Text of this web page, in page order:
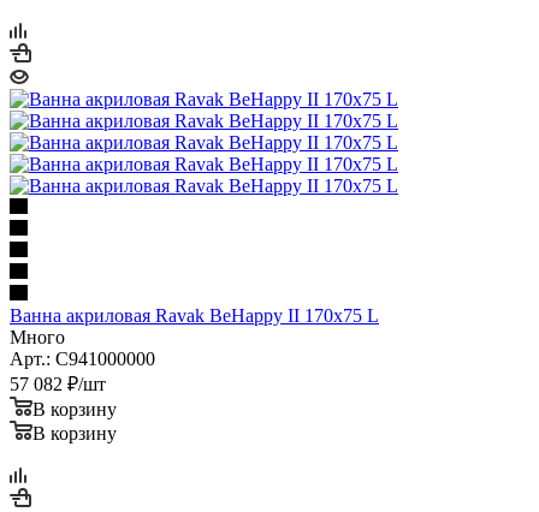
Ванна акриловая Ravak BeHappy II 170х75 L
Много
Арт.: C941000000
57 082 ₽/шт
В корзину
В корзину